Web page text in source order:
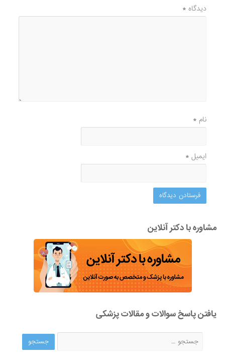
دیدگاه*
نام*
ایمیل*
مشاوره با دکتر آنلاین
یافتن پاسخ سوالات و مقالات پزشکی